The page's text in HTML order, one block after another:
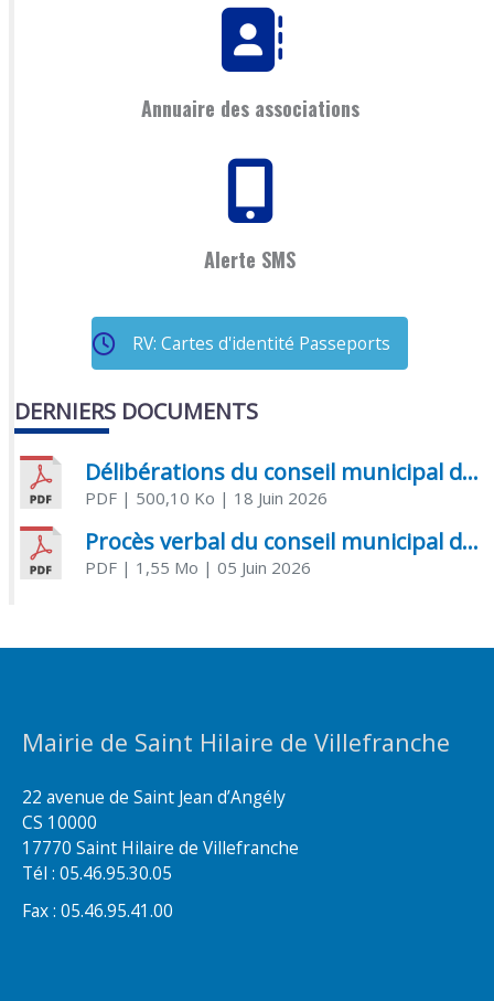
Annuaire des associations
Alerte SMS
RV: Cartes d'identité Passeports
DERNIERS DOCUMENTS
Délibérations du conseil municipal du 18 juin 2026
PDF| 500,10 Ko | 18 Juin 2026
Procès verbal du conseil municipal du 05 juin 2026
PDF| 1,55 Mo | 05 Juin 2026
Mairie de Saint Hilaire de Villefranche
22 avenue de Saint Jean d’Angély
CS 10000
17770 Saint Hilaire de Villefranche
Tél : 05.46.95.30.05
Fax : 05.46.95.41.00